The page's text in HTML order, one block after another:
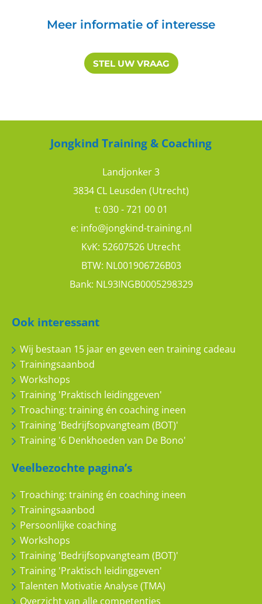
M. Charmant
Cursus effectief beïnvloeden
10
training beïnvloeden
Tim
Veel geleerd duidelijk en zeer
nuttig
10 10
LJ van Grieken
Beinvloeden effectief
10 10
Meer informatie of interesse
STEL UW VRAAG
Jongkind Training & Coaching
Landjonker 3
3834 CL Leusden (Utrecht)
t: 030 - 721 00 01
e: info@jongkind-training.nl
KvK: 52607526 Utrecht
BTW: NL001906726B03
Bank: NL93INGB0005298329
Ook interessant
Wij bestaan 15 jaar en geven een training cadeau
Trainingsaanbod
Workshops
Training 'Praktisch leidinggeven'
Troaching: training én coaching ineen
Training 'Bedrijfsopvangteam (BOT)'
Training '6 Denkhoeden van De Bono'
Veelbezochte pagina’s
Troaching: training én coaching ineen
Trainingsaanbod
Persoonlijke coaching
Workshops
Training 'Bedrijfsopvangteam (BOT)'
Training 'Praktisch leidinggeven'
Talenten Motivatie Analyse (TMA)
Overzicht van alle competenties